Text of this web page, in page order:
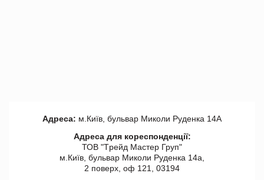
Адреса: м.Київ, бульвар Миколи Руденка 14А
Адреса для кореспонденції:
ТОВ "Tрейд Мастер Груп"
м.Київ, бульвар Миколи Руденка 14а,
2 поверх, оф 121, 03194